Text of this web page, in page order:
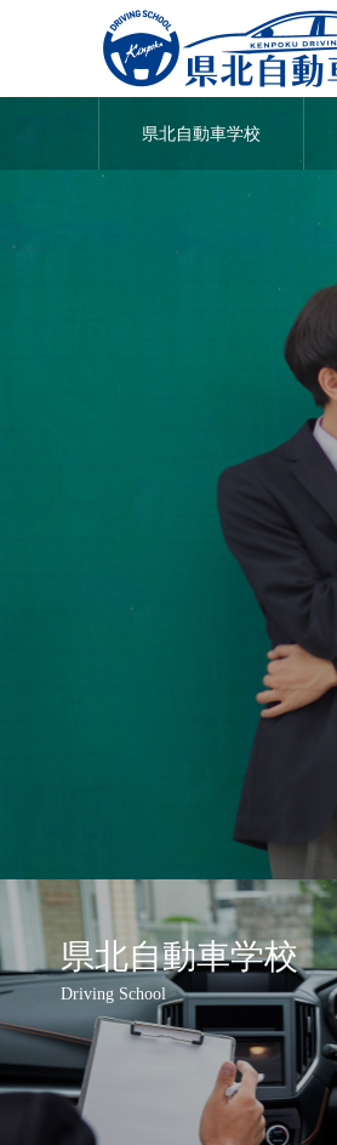
県北自動車学校
県北自動車学校
Driving School